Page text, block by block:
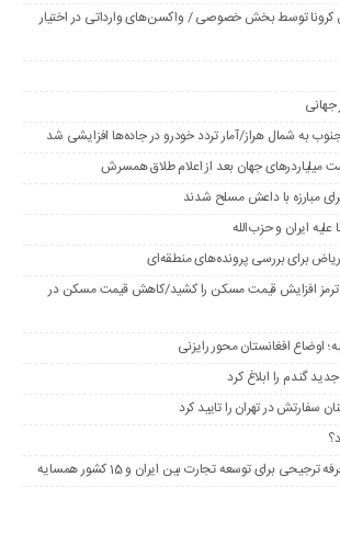
کرونا توسط بخش خصوصی / واکسن‌های وارداتی در اختیار
جهانی
به شمال هراز/آمار تردد خودرو در جاده‌ها افزایشی شد
میلیاردرهای جهان بعد از اعلام طلاق همسرش
ایران و حزب‌الله
برای بررسی پرونده‌های منطقه‌ای
ترمز افزایش قیمت مسکن را کشید/کاهش قیمت مسکن در
اوضاع افغانستان محور رایزنی
گندم را ابلاغ کرد
سفارتش در تهران را تایید کرد